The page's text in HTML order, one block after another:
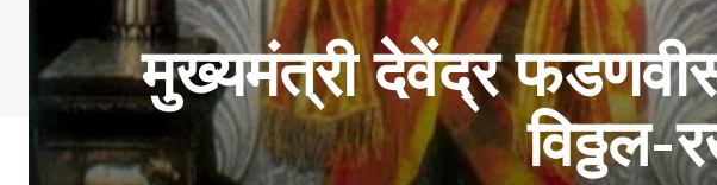
मुख्यमंत्री देवेंद्र
विठ्ठल-